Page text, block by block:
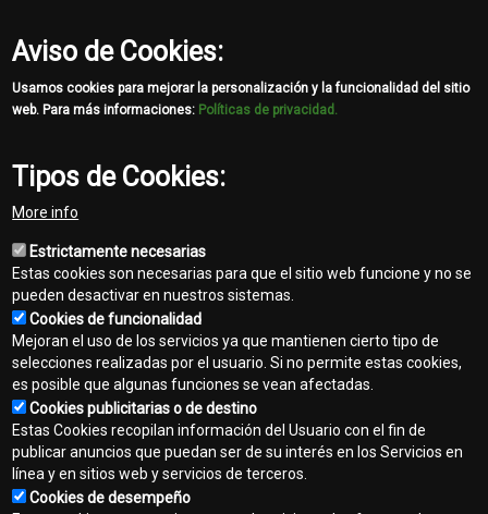
template-
agro
Footer
menu
Contacto
Mapa del sitio
Normas de privacidad
Aviso de Cookies:
Usamos cookies para mejorar la personalización y la funcionalidad del sitio
web. Para más informaciones: Políticas de privacidad.
Tipos de Cookies:
More info
Estrictamente necesarias
Estas cookies son necesarias para que el sitio web funcione y no se
pueden desactivar en nuestros sistemas.
Cookies de funcionalidad
Mejoran el uso de los servicios ya que mantienen cierto tipo de
selecciones realizadas por el usuario. Si no permite estas cookies,
es posible que algunas funciones se vean afectadas.
Cookies publicitarias o de destino
Estas Cookies recopilan información del Usuario con el fin de
publicar anuncios que puedan ser de su interés en los Servicios en
línea y en sitios web y servicios de terceros.
Cookies de desempeño